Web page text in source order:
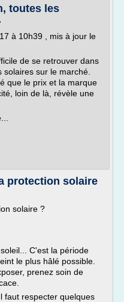
toutes les
à 10h39 , mis à jour le
de se retrouver dans
sur le marché.
que le prix et la marque
loin de là, révèle une
protection solaire
solaire ?
C'est la période
le plus hâlé possible.
prenez soin de
faut respecter quelques